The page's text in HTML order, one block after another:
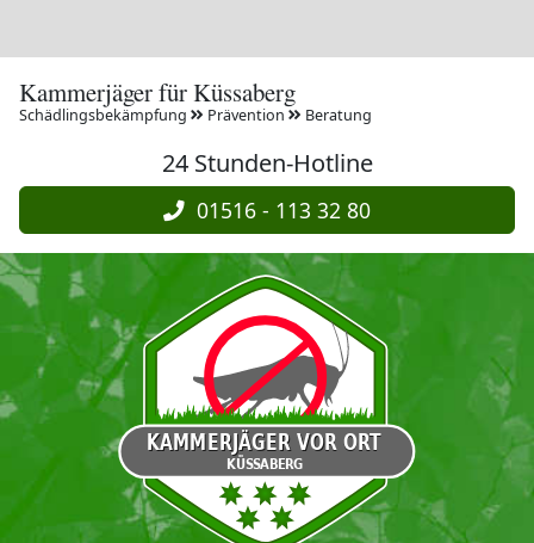
Kammerjäger für Küssaberg
Schädlingsbekämpfung Prävention Beratung
24 Stunden-Hotline
01516 - 113 32 80